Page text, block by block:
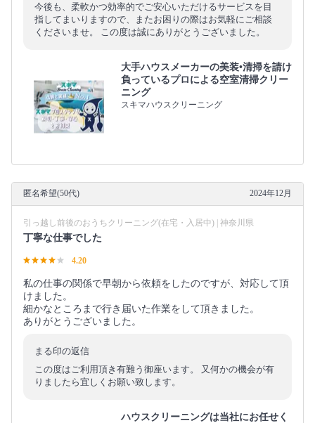
今後も、柔軟かつ効率的でご安心いただけるサービスを目
指してまいりますので、またお困りの際はお気軽にご相談
くださいませ。 この度は誠にありがとうございました。
大手ハウスメーカーの美装•清掃を請け
負っているプロによる空室清掃クリー
ニング
スキマハウスクリーニング
匿名希望(50代) 2024年12月
引っ越し前後のおうちクリーニング(在宅・入居中) | 神奈川県
丁寧な仕事でした
4.20
私の仕事の関係で早朝から依頼をしたのですが、対応して頂
けました。
細かなところまで行き届いた作業をして頂きました。
ありがとうございました。
まる印の返信
この度はご利用頂き有難う御座います。 又何かの機会が有
りましたら宜しくお願い致します。
ハウスクリーニングは当社にお任せく